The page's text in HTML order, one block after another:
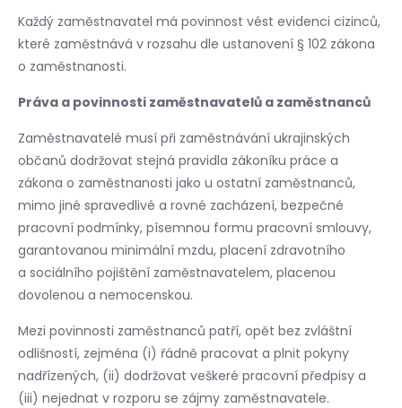
Každý zaměstnavatel má povinnost vést evidenci cizinců,
které zaměstnává v rozsahu dle ustanovení § 102 zákona
o zaměstnanosti.
Práva a povinnosti zaměstnavatelů a zaměstnanců
Zaměstnavatelé musí při zaměstnávání ukrajinských
občanů dodržovat stejná pravidla zákoníku práce a
zákona o zaměstnanosti jako u ostatní zaměstnanců,
mimo jiné spravedlivé a rovné zacházení, bezpečné
pracovní podmínky, písemnou formu pracovní smlouvy,
garantovanou minimální mzdu, placení zdravotního
a sociálního pojištění zaměstnavatelem, placenou
dovolenou a nemocenskou.
Mezi povinnosti zaměstnanců patří, opět bez zvláštní
odlišností, zejména (i) řádně pracovat a plnit pokyny
nadřízených, (ii) dodržovat veškeré pracovní předpisy a
(iii) nejednat v rozporu se zájmy zaměstnavatele.